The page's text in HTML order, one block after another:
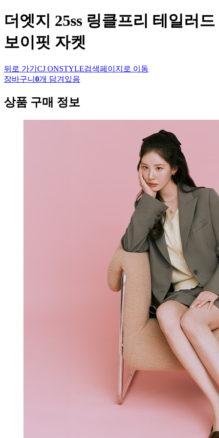
더엣지 25ss 링클프리 테일러드
보이핏 자켓
뒤로 가기 CJ ONSTYLE검색페이지로 이동
장바구니 0개 담겨있음
상품 구매 정보